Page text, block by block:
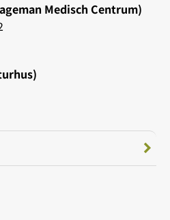
Medisch Centrum)